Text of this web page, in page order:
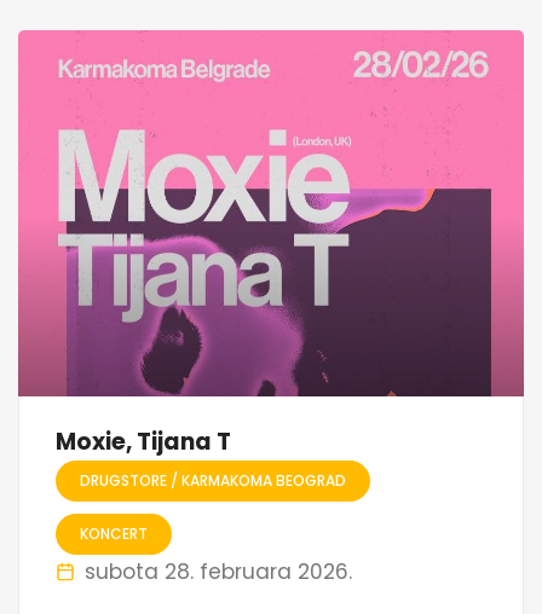
Moxie, Tijana T
DRUGSTORE / KARMAKOMA BEOGRAD
KONCERT
subota 28. februara 2026.